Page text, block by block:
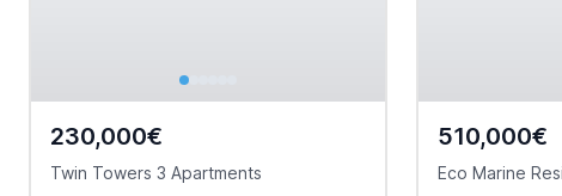
230,000€
Twin Towers 3 Apartments
510,000€
Eco Marine